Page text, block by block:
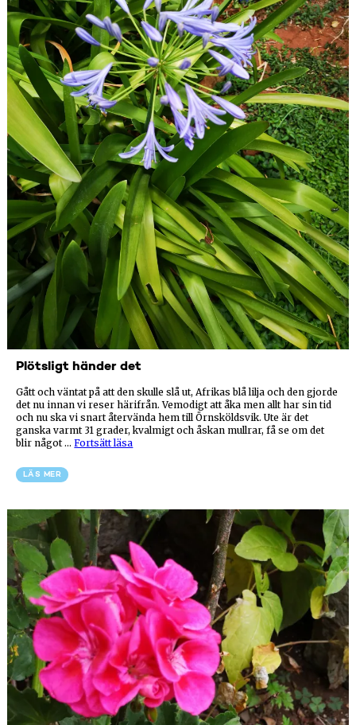
Plötsligt händer det
Gått och väntat på att den skulle slå ut, Afrikas blå lilja och den gjorde
det nu innan vi reser härifrån. Vemodigt att åka men allt har sin tid
och nu ska vi snart återvända hem till Örnsköldsvik. Ute är det
ganska varmt 31 grader, kvalmigt och åskan mullrar, få se om det
blir något …Fortsätt läsa”Plötsligt
LÄS MER